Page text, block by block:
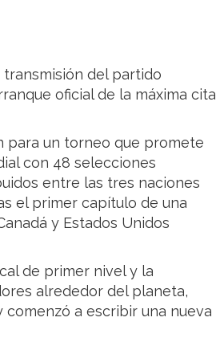
del partido
oficial de la máxima cita
para un torneo que promete
con 48 selecciones
entre las tres naciones
el primer capítulo de una
y Estados Unidos
de primer nivel y la
alrededor del planeta,
a escribir una nueva